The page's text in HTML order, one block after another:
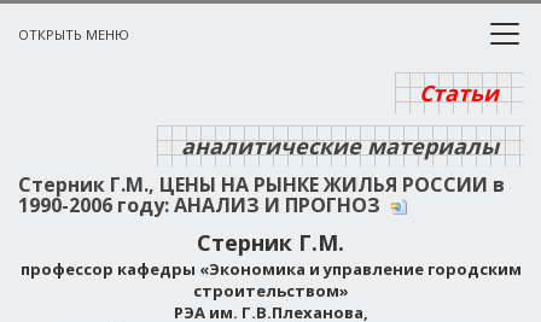
ОТКРЫТЬ МЕНЮ
Статьи
аналитические материалы
Стерник Г.М., ЦЕНЫ НА РЫНКЕ ЖИЛЬЯ РОССИИ в
1990-2006 году: АНАЛИЗ И ПРОГНОЗ
Стерник Г.М.
профессор кафедры «Экономика и управление городским
строительством»
РЭА им. Г.В.Плеханова,